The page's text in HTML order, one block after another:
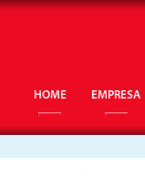
HOME EMPRESA